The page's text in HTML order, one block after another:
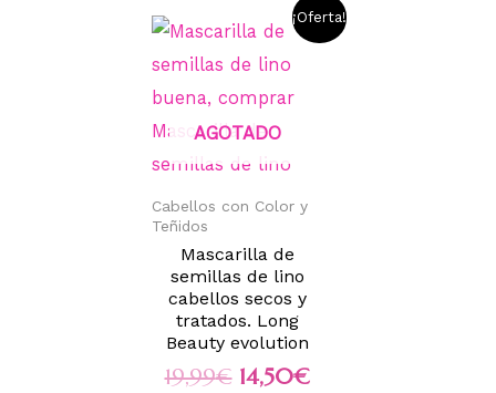
¡Oferta!
AGOTADO
Cabellos con Color y
Teñidos
Mascarilla de
semillas de lino
cabellos secos y
tratados. Long
Beauty evolution
19,99€ 14,50€